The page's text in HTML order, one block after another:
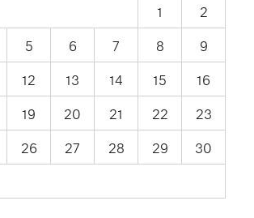
1
2
5 6 7 8
9
12 13 14 15
16
19 20 21 22
23
26 27 28 29
30